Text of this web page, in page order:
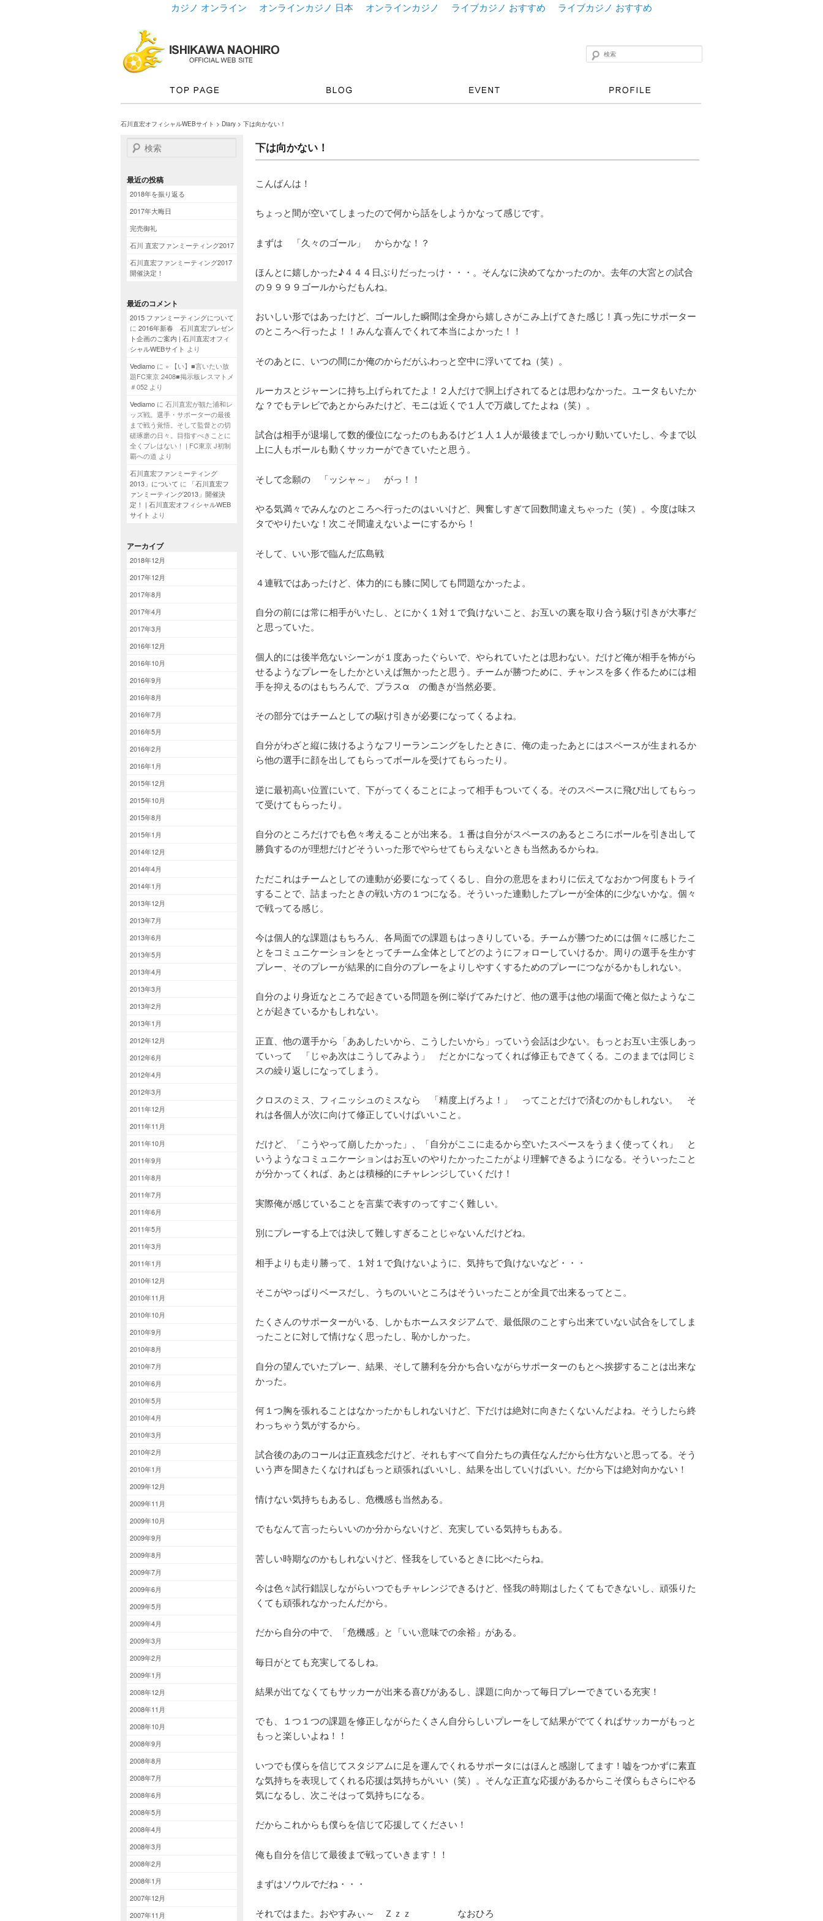
カジノ オンライン オンラインカジノ 日本 オンラインカジノ ライブカジノ おすすめ ライブカジノ おすすめ
検索
石川直宏オフィシャルWEBサイト > Diary > 下は向かない！
検索
最近の投稿
2018年を振り返る
2017年大晦日
完売御礼
石川 直宏ファンミーティング2017
石川直宏ファンミーティング2017
開催決定！
最近のコメント
2015 ファンミーティングについて
に 2016年新春 石川直宏プレゼン
ト企画のご案内 | 石川直宏オフィ
シャルWEBサイト より
Vediamo に » 【い】■言いたい放
題FC東京 2408■掲示板レスマトメ
＃052 より
Vediamo に 石川直宏が観た浦和レ
ッズ戦。選手・サポーターの最後
まで戦う覚悟。そして監督との切
磋琢磨の日々。目指すべきことに
全くブレはない！ | FC東京 J初制
覇への道 より
石川直宏ファンミーティング
2013」について に
「石川直宏フ
ァンミーティング2013」開催決
定！ | 石川直宏オフィシャルWEB
サイト より
アーカイブ
2018年12月
2017年12月
2017年8月
2017年4月
2017年3月
2016年12月
2016年10月
2016年9月
2016年8月
2016年7月
2016年5月
2016年2月
2016年1月
2015年12月
2015年10月
2015年8月
2015年1月
2014年12月
2014年4月
2014年1月
2013年12月
2013年7月
2013年6月
2013年5月
2013年4月
2013年3月
2013年2月
2013年1月
2012年12月
2012年6月
2012年4月
2012年3月
2011年12月
2011年11月
2011年10月
2011年9月
2011年8月
2011年7月
2011年6月
2011年5月
2011年3月
2011年1月
2010年12月
2010年11月
2010年10月
2010年9月
2010年8月
2010年7月
2010年6月
2010年5月
2010年4月
2010年3月
2010年2月
2010年1月
2009年12月
2009年11月
2009年10月
2009年9月
2009年8月
2009年7月
2009年6月
2009年5月
2009年4月
2009年3月
2009年2月
2009年1月
2008年12月
2008年11月
2008年10月
2008年9月
2008年8月
2008年7月
2008年6月
2008年5月
2008年4月
2008年3月
2008年2月
2008年1月
2007年12月
2007年11月
下は向かない！
こんばんは！
ちょっと間が空いてしまったので何から話をしようかなって感じです。
まずは 「久々のゴール」 からかな！？
ほんとに嬉しかった♪４４４日ぶりだったっけ・・・。そんなに決めてなかったのか。去年の大宮との試合
の９９９９ゴールからだもんね。
おいしい形ではあったけど、ゴールした瞬間は全身から嬉しさがこみ上げてきた感じ！真っ先にサポーター
のところへ行ったよ！！みんな喜んでくれて本当によかった！！
そのあとに、いつの間にか俺のからだがふわっと空中に浮いててね（笑）。
ルーカスとジャーンに持ち上げられてたよ！２人だけで胴上げされてるとは思わなかった。ユータもいたか
な？でもテレビであとからみたけど、モニは近くで１人で万歳してたよね（笑）。
試合は相手が退場して数的優位になったのもあるけど１人１人が最後までしっかり動いていたし、今まで以
上に人もボールも動くサッカーができていたと思う。
そして念願の 「ッシャ～」 がっ！！
やる気満々でみんなのところへ行ったのはいいけど、興奮しすぎて回数間違えちゃった（笑）。今度は味ス
タでやりたいな！次こそ間違えないよーにするから！
そして、いい形で臨んだ広島戦
４連戦ではあったけど、体力的にも膝に関しても問題なかったよ。
自分の前には常に相手がいたし、とにかく１対１で負けないこと、お互いの裏を取り合う駆け引きが大事だ
と思っていた。
個人的には後半危ないシーンが１度あったぐらいで、やられていたとは思わない。だけど俺が相手を怖がら
せるようなプレーをしたかといえば無かったと思う。チームが勝つために、チャンスを多く作るためには相
手を抑えるのはもちろんで、プラスα の働きが当然必要。
その部分ではチームとしての駆け引きが必要になってくるよね。
自分がわざと縦に抜けるようなフリーランニングをしたときに、俺の走ったあとにはスペースが生まれるか
ら他の選手に顔を出してもらってボールを受けてもらったり。
逆に最初高い位置にいて、下がってくることによって相手もついてくる。そのスペースに飛び出してもらっ
て受けてもらったり。
自分のところだけでも色々考えることが出来る。１番は自分がスペースのあるところにボールを引き出して
勝負するのが理想だけどそういった形でやらせてもらえないときも当然あるからね。
ただこれはチームとしての連動が必要になってくるし、自分の意思をまわりに伝えてなおかつ何度もトライ
することで、詰まったときの戦い方の１つになる。そういった連動したプレーが全体的に少ないかな。個々
で戦ってる感じ。
今は個人的な課題はもちろん、各局面での課題もはっきりしている。チームが勝つためには個々に感じたこ
とをコミュニケーションをとってチーム全体としてどのようにフォローしていけるか。周りの選手を生かす
プレー、そのプレーが結果的に自分のプレーをよりしやすくするためのプレーにつながるかもしれない。
自分のより身近なところで起きている問題を例に挙げてみたけど、他の選手は他の場面で俺と似たようなこ
とが起きているかもしれない。
正直、他の選手から「ああしたいから、こうしたいから」っていう会話は少ない。もっとお互い主張しあっ
ていって 「じゃあ次はこうしてみよう」 だとかになってくれば修正もできてくる。このままでは同じミ
スの繰り返しになってしまう。
クロスのミス、フィニッシュのミスなら 「精度上げろよ！」 ってことだけで済むのかもしれない。 そ
れは各個人が次に向けて修正していけばいいこと。
だけど、「こうやって崩したかった」、「自分がここに走るから空いたスペースをうまく使ってくれ」 と
いうようなコミュニケーションはお互いのやりたかったこたがより理解できるようになる。そういったこと
が分かってくれば、あとは積極的にチャレンジしていくだけ！
実際俺が感じていることを言葉で表すのってすごく難しい。
別にプレーする上では決して難しすぎることじゃないんだけどね。
相手よりも走り勝って、１対１で負けないように、気持ちで負けないなど・・・
そこがやっぱりベースだし、うちのいいところはそういったことが全員で出来るってとこ。
たくさんのサポーターがいる、しかもホームスタジアムで、最低限のことすら出来ていない試合をしてしま
ったことに対して情けなく思ったし、恥かしかった。
自分の望んでいたプレー、結果、そして勝利を分かち合いながらサポーターのもとへ挨拶することは出来な
かった。
何１つ胸を張れることはなかったかもしれないけど、下だけは絶対に向きたくないんだよね。そうしたら終
わっちゃう気がするから。
試合後のあのコールは正直残念だけど、それもすべて自分たちの責任なんだから仕方ないと思ってる。そう
いう声を聞きたくなければもっと頑張ればいいし、結果を出していけばいい。だから下は絶対向かない！
情けない気持ちもあるし、危機感も当然ある。
でもなんて言ったらいいのか分からないけど、充実している気持ちもある。
苦しい時期なのかもしれないけど、怪我をしているときに比べたらね。
今は色々試行錯誤しながらいつでもチャレンジできるけど、怪我の時期はしたくてもできないし、頑張りた
くても頑張れなかったんだから。
だから自分の中で、「危機感」と「いい意味での余裕」がある。
毎日がとても充実してるしね。
結果が出てなくてもサッカーが出来る喜びがあるし、課題に向かって毎日プレーできている充実！
でも、１つ１つの課題を修正しながらたくさん自分らしいプレーをして結果がでてくればサッカーがもっと
もっと楽しいよね！！
いつでも僕らを信じてスタジアムに足を運んでくれるサポータにはほんと感謝してます！嘘をつかずに素直
な気持ちを表現してくれる応援は気持ちがいい（笑）。そんな正直な応援があるからこそ僕らもさらにやる
気になるし、次こそはって気持ちになる。
だからこれからも僕らを信じて応援してください！
俺も自分を信じて最後まで戦っていきます！！
まずはソウルでだね・・・
それではまた。おやすみぃ～ Ｚｚｚ なおひろ